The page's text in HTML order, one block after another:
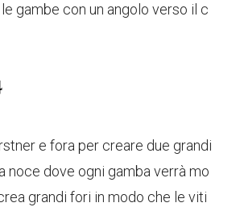
gambe con un angolo verso il c
e fora per creare due grandi
noce dove ogni gamba verrà mo
grandi fori in modo che le viti